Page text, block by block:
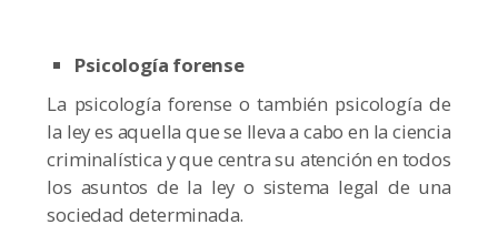
Psicología forense
La psicología forense o también psicología de
la ley es aquella que se lleva a cabo en la ciencia
criminalística y que centra su atención en todos
los asuntos de la ley o sistema legal de una
sociedad determinada.